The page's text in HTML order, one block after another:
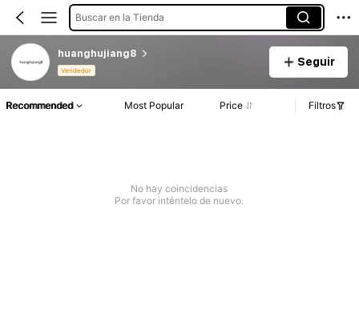
Buscar en la Tienda
huanghujiang8
Vendedor
Seguir
Recommended Most Popular Price Filtros
No hay coincidencias
Por favor inténtelo de nuevo.